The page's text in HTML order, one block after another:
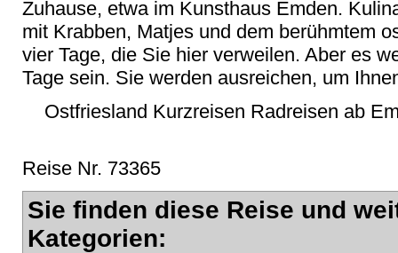
Zuhause, etwa im Kunsthaus Emden.
mit Krabben, Matjes und dem berühmtem
vier Tage, die Sie hier verweilen. Aber es
Tage sein. Sie werden ausreichen, um
Ostfriesland Kurzreisen Radreisen ab
Reise Nr. 73365
Sie finden diese Reise und
Kategorien: